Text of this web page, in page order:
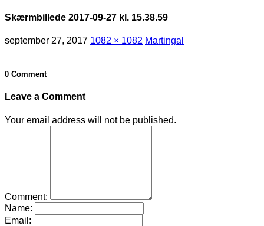
Skærmbillede 2017-09-27 kl. 15.38.59
september 27, 2017 1082 × 1082 Martingal
0 Comment
Leave a Comment
Your email address will not be published.
Comment:
Name:
Email: